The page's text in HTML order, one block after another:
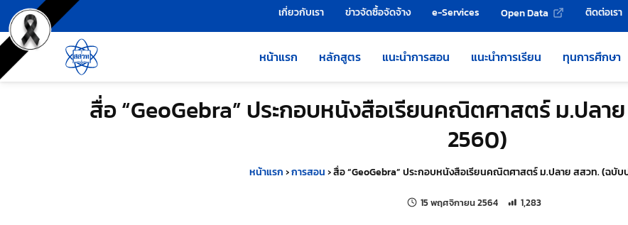
ข้ามไปยังเนื้อหาหลัก
เครื่องมือช่วยเหลือ เกี่ยวกับเรา ข่าวจัดซื้อจัดจ้าง e-Services Open Data ติดต่อเรา
หน้าแรก หลักสูตร แนะนำการสอน แนะนำการเรียน ทุนการศึกษา
สื่อ “GeoGebra” ประกอบหนังสือเรียนคณิตศาสตร์ ม.ปล
2560)
หน้าแรก›การสอน›สื่อ “GeoGebra” ประกอบหนังสือเรียนคณิตศาสตร์ ม.ปลาย สสวท. (ฉบับ
15 พฤศจิกายน 2564 แก้ไขล่าสุดเมื่อ:
จำนวนการเข้าชม 1,283 ครั้ง
1,283